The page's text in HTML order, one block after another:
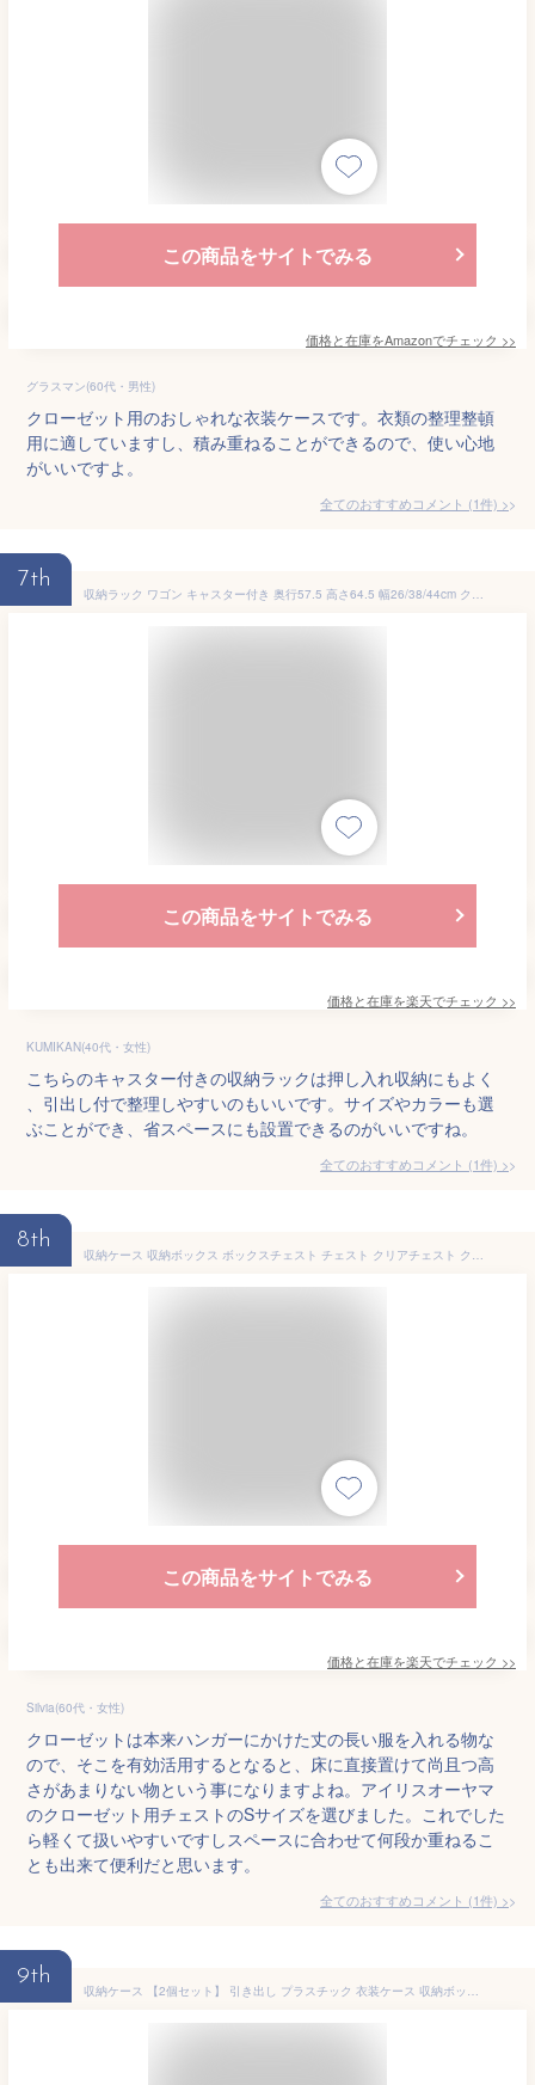
この商品をサイトでみる
価格と在庫をAmazonでチェック >>
グラスマン(60代・男性)
クローゼット用のおしゃれな衣装ケースです。衣類の整理整頓
用に適していますし、積み重ねることができるので、使い心地
がいいですよ。
全てのおすすめコメント (1件) >
7th
収納ラック ワゴン キャスター付き 奥行57.5 高さ64.5 幅26/38/44cm クローゼット収納 クローゼット 収納 押入れ 押入れ収納 ウォークインクローゼット WIC 収納ボックス 階段下 バッグ ランドセル ペットボトル 前後 引き出し 山善 YAMAZEN 【送料無料】
この商品をサイトでみる
価格と在庫を楽天でチェック >>
KUMIKAN(40代・女性)
こちらのキャスター付きの収納ラックは押し入れ収納にもよく
、引出し付で整理しやすいのもいいです。サイズやカラーも選
ぶことができ、省スペースにも設置できるのがいいですね。
全てのおすすめコメント (1件) >
8th
収納ケース 収納ボックス ボックスチェスト チェスト クリアチェスト クリアケース クローゼット収納 クリアボックス 衣装ケース 収納 衣類収納 引出し アイリスオーヤマ クリアケース クリア収納 MBC-S
この商品をサイトでみる
価格と在庫を楽天でチェック >>
Silvia(60代・女性)
クローゼットは本来ハンガーにかけた丈の長い服を入れる物な
ので、そこを有効活用するとなると、床に直接置けて尚且つ高
さがあまりない物という事になりますよね。アイリスオーヤマ
のクローゼット用チェストのSサイズを選びました。これでした
ら軽くて扱いやすいですしスペースに合わせて何段か重ねるこ
とも出来て便利だと思います。
全てのおすすめコメント (1件) >
9th
収納ケース 【2個セット】 引き出し プラスチック 衣装ケース 収納ボックス 押入れ収納 収納 クローゼットチェスト 6段 積み重ね クローゼットチェスト クリアチェスト 押入れチェスト クローゼット収納 衣類収納 アイリスオーヤマ NSCLZ-503